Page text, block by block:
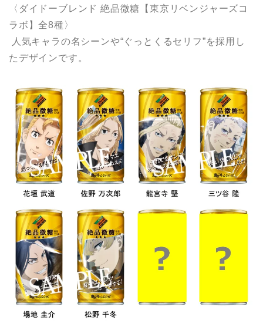
〈ダイドーブレンド 絶品微糖【東京リベンジャーズコ
ラボ】全8種〉
人気キャラの名シーンや“ぐっとくるセリフ”を採用し
たデザインです。